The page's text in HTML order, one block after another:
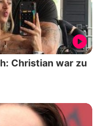
Christian war zu